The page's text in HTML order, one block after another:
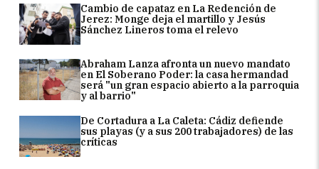
Cambio de capataz en La Redención de
Jerez: Monge deja el martillo y Jesús
Sánchez Lineros toma el relevo
Abraham Lanza afronta un nuevo mandato
en El Soberano Poder: la casa hermandad
será "un gran espacio abierto a la parroquia
y al barrio"
De Cortadura a La Caleta: Cádiz defiende
sus playas (y a sus 200 trabajadores) de las
críticas